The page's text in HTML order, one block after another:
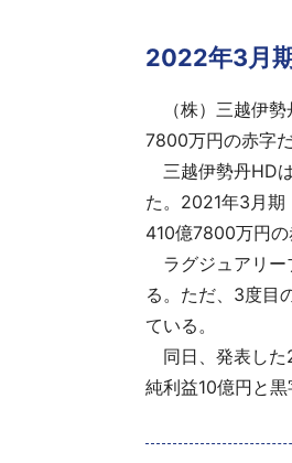
2022年3月
（株）三越伊勢
7800万円の赤字
三越伊勢丹HD
た。2021年3月
410億7800万円の
ラグジュアリー
る。ただ、3度目
ている。
同日、発表した
純利益10億円と黒